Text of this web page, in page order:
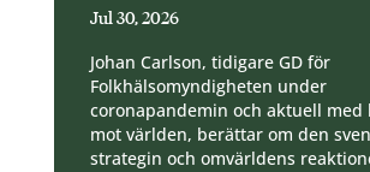
Jul 30, 2026
Johan Carlson, tidigare GD för
Folkhälsomyndigheten under
coronapandemin och aktuell med
mot världen, berättar om den
strategin och omvärldens